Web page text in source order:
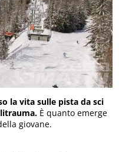
la vita sulle pista da sci
È quanto emerge
giovane.